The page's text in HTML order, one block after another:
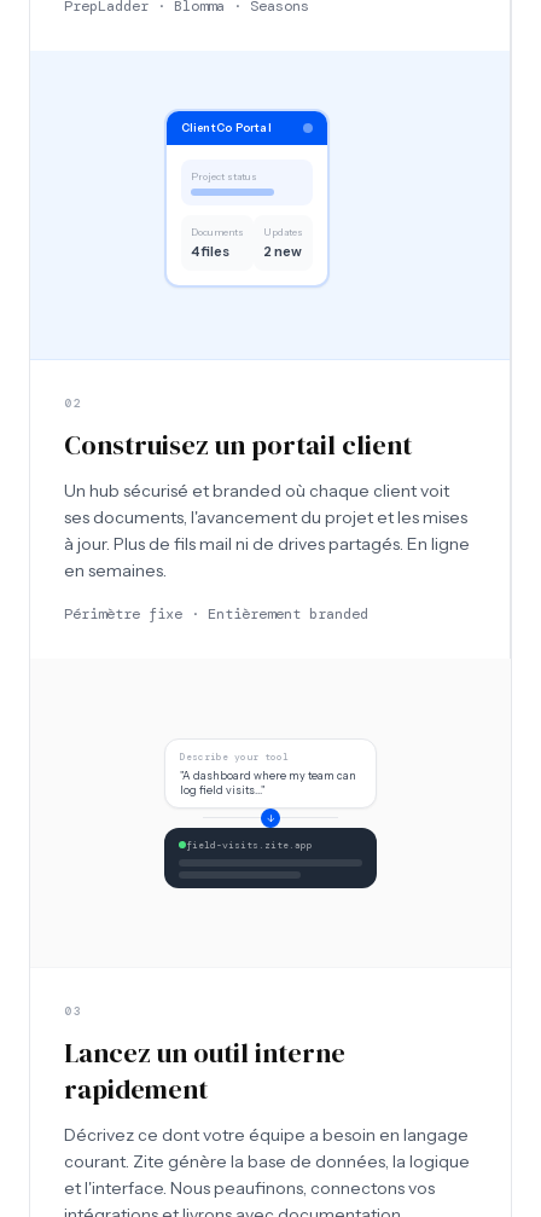
PrepLadder · Blomma · Seasons
ClientCo Portal
Project status
Documents
4 files
Updates
2 new
02
Construisez un portail client
Un hub sécurisé et branded où chaque client voit
ses documents, l'avancement du projet et les mises
à jour. Plus de fils mail ni de drives partagés. En ligne
en semaines.
Périmètre fixe · Entièrement branded
Describe your tool
"A dashboard where my team can
log field visits..."
↓
field-visits.zite.app
03
Lancez un outil interne
rapidement
Décrivez ce dont votre équipe a besoin en langage
courant. Zite génère la base de données, la logique
et l'interface. Nous peaufinons, connectons vos